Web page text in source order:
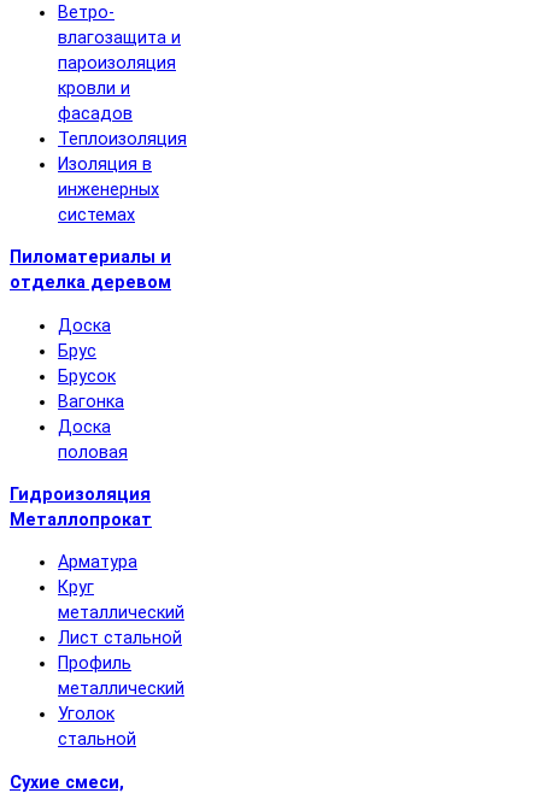
Ветро-
влагозащита и
пароизоляция
кровли и
фасадов
Теплоизоляция
Изоляция в
инженерных
системах
Пиломатериалы и
отделка деревом
Доска
Брус
Брусок
Вагонка
Доска
половая
Гидроизоляция
Металлопрокат
Арматура
Круг
металлический
Лист стальной
Профиль
металлический
Уголок
стальной
Сухие смеси,